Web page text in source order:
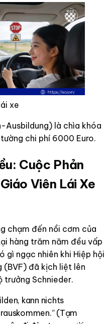
xe
là chìa khóa
chi phí 6000 Euro.
Cuộc Phản
Viên Lái Xe
chạm đến nồi cơm của
hàng trăm năm đều vấp
gì ngạc nhiên khi Hiệp hội
(BVF) đã kịch liệt lên
trưởng Schnieder.
kann nichts
(Tạm